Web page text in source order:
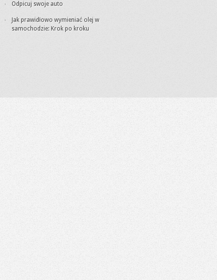
Odpicuj swoje auto
Jak prawidłowo wymieniać olej w
samochodzie: Krok po kroku